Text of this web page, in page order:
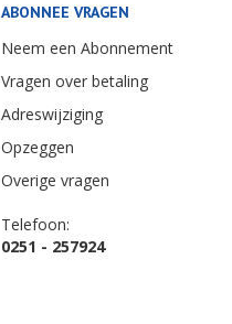
ABONNEE VRAGEN
Neem een Abonnement
Vragen over betaling
Adreswijziging
Opzeggen
Overige vragen
Telefoon:
0251 - 257924